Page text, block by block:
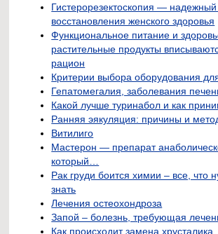
Гистерорезектоскопия —
восстановления женского здоровья
Функциональное питание и
растительные продукты
рацион
Критерии выбора оборудования
Гепатомегалия, заболевания
Какой лучше туринабол и как
Ранняя эякуляция: причины и
Витилиго
Мастерон — препарат
который…
Рак груди боится химии – все, что
знать
Лечения остеохондроза
Запой – болезнь, требующая
Как происходит замена хрусталика